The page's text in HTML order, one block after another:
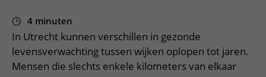
4 minuten
In Utrecht kunnen verschillen in gezonde
levensverwachting tussen wijken oplopen tot jaren.
Mensen die slechts enkele kilometers van elkaar